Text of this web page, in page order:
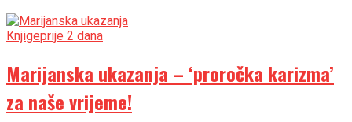
Knjigeprije 2 dana
Marijanska ukazanja – ‘proročka karizma’
za naše vrijeme!